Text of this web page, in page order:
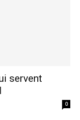
servent
0